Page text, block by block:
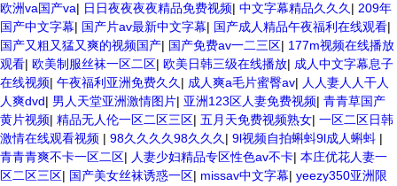
欧洲va国产va| 日日夜夜夜夜精品免费视频| 中文字幕精品久久久 | 209年
国产中文字幕| 国产片av最新中文字幕| 国产成人精品午夜福利在线观看|
国产又粗又猛又爽的视频国产| 国产免费av一二三区| 177m视频在线播放
观看| 欧美制服丝袜一区二区| 欧美日韩三级在线播放| 成人中文字幕息子
在线视频| 午夜福利亚洲免费久久 | 成人爽a毛片蜜臀av| 人人妻人人干人
人爽dvd| 男人天堂亚洲激情图片| 亚洲123区人妻免费视频| 青青草国产
黄片视频| 精品无人伦一区二区三区| 五月天免费视频熟女| 一区二区日韩
激情在线观看视频 | 98久久久久98久久久 | 9l视频自拍蝌蚪9l成人蝌蚪 |
青青青爽不卡一区二区| 人妻少妇精品专区性色av不卡| 本庄优花人妻一
区二区三区| 国产美女丝袜诱惑一区| missav中文字幕| yeezy350亚洲限